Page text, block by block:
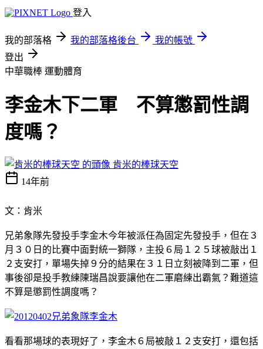
登入
我的部落格 我的部落格後台
我的帳號
登出
中華職棒 運動體育
李金木下二軍 不算懲罰性調
度嗎？
肯米的棒球天空
14年前
文：肯米
兄弟象隊先發投手李金木今年被派任為固定先發投手，但在３
月３０日的比賽中面對統一獅隊，主投６局１２５球被敲出１
２支安打，單場失掉９分的結果在３１日立刻被降到二軍，但
事後卻是投手教練陳瑞昌說要讓他在二軍磨練出霸氣？難道這
不算是懲罰性調度嗎？
看看那場球的表現好了，李金木６局被敲１２支安打，還包括